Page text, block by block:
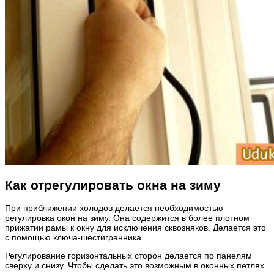
Как отрегулировать окна на зиму
При приближении холодов делается необходимостью
регулировка окон на зиму. Она содержится в более плотном
прижатии рамы к окну для исключения сквозняков. Делается это
с помощью ключа-шестигранника.
Регулирование горизонтальных сторон делается по панелям
сверху и снизу. Чтобы сделать это возможным в оконных петлях